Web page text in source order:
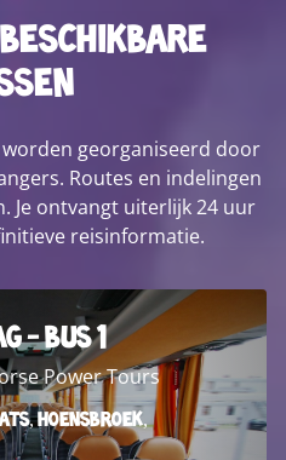
georganiseerd door
Routes en indelingen
Je ontvangt uiterlijk 24 uur
reisinformatie.
- Bus 1
Power Tours
Hoensbroek,